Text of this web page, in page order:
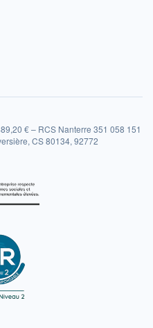
€ – RCS Nanterre 351 058 151
CS 80134, 92772